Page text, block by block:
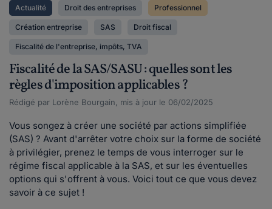
Actualité Droit des entreprises Professionnel
Création entreprise SAS Droit fiscal
Fiscalité de l'entreprise, impôts, TVA
Fiscalité de la SAS/SASU : quelles sont les
règles d'imposition applicables ?
Rédigé par Lorène Bourgain, mis à jour le 06/02/2025
Vous songez à créer une société par actions simplifiée
(SAS) ? Avant d'arrêter votre choix sur la forme de société
à privilégier, prenez le temps de vous interroger sur le
régime fiscal applicable à la SAS, et sur les éventuelles
options qui s'offrent à vous. Voici tout ce que vous devez
savoir à ce sujet !